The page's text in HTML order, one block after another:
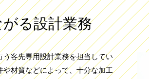
る設計業務
客先専用設計業務を担当してい
材質などによって、十分な加工